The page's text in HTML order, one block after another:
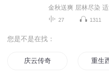
27 1311
您是不是在找：
庆云传奇 重生